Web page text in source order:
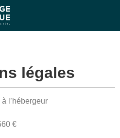
& Mode
légales
l’hébergeur
€